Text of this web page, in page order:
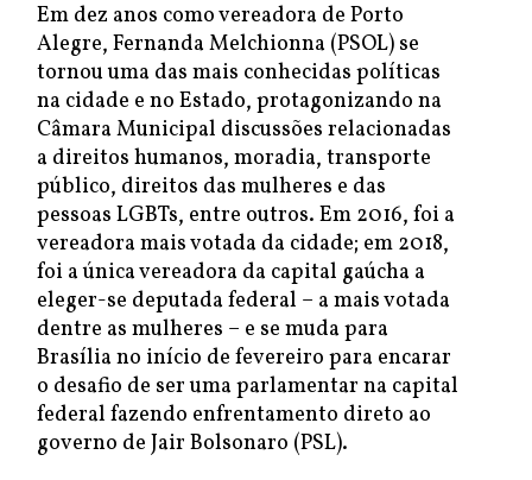
Em dez anos como vereadora de Porto
Alegre, Fernanda Melchionna (PSOL) se
tornou uma das mais conhecidas políticas
na cidade e no Estado, protagonizando na
Câmara Municipal discussões relacionadas
a direitos humanos, moradia, transporte
público, direitos das mulheres e das
pessoas LGBTs, entre outros. Em 2016, foi a
vereadora mais votada da cidade; em 2018,
foi a única vereadora da capital gaúcha a
eleger-se deputada federal – a mais votada
dentre as mulheres – e se muda para
Brasília no início de fevereiro para encarar
o desafio de ser uma parlamentar na capital
federal fazendo enfrentamento direto ao
governo de Jair Bolsonaro (PSL).